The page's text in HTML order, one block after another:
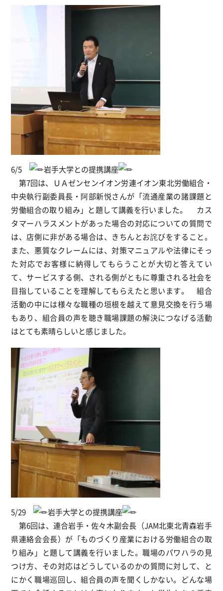
6/5
岩手大学との提携講座
第7回は、ＵＡゼンセンイオン労連イオン東北労働組合・
中央執行副委員長・阿部新悦さんが「流通産業の諸課題と
労働組合の取り組み」と題して講義を行いました。 カス
タマーハラスメントがあった場合の対応についての質問で
は、店側に非がある場合は、きちんとお詫びをすること。
また、悪質なクレームには、対策マニュアルや法律にそっ
た対応でお客様に納得してもらうことが大切と答えてい
て、サービスする側、される側がともに尊重される社会を
目指していることを理解してもらえたと思います。 組合
活動の中には様々な職種の垣根を越えて意見交換を行う場
もあり、組合員の声を聴き職場課題の解決につなげる活動
はとても素晴らしいと感じました。
5/29
岩手大学との提携講座
第6回は、連合岩手・佐々木副会長（JAM北東北青森岩手
県連絡会会長）が「ものづくり産業における労働組合の取
り組み」と題して講義を行いました。職場のパワハラの見
つけ方、その対応はどうしているのかの質問に対して、と
にかく職場巡回し、組合員の声を聞くしかない。どんな場